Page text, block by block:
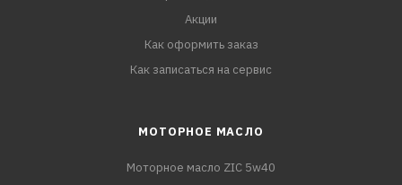
Акции
Как оформить заказ
Как записаться на сервис
МОТОРНОЕ МАСЛО
Моторное масло ZIC 5w40